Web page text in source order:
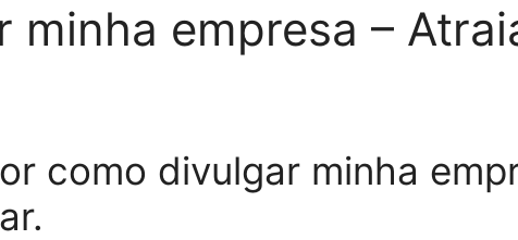
minha empresa –
como divulgar minha